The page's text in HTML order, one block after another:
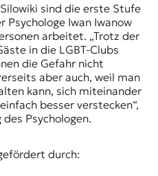
sind die erste Stufe
Psychologe Iwan Iwanow
arbeitet. „Trotz der
in die LGBT-Clubs
die Gefahr nicht
aber auch, weil man
kann, sich miteinander
besser verstecken“,
Psychologen.
durch: